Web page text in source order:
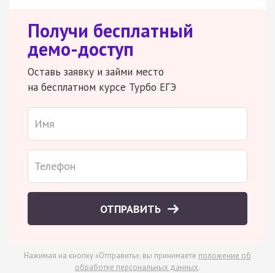
Получи бесплатный
демо-доступ
Оставь заявку и займи место
на бесплатном курсе Турбо ЕГЭ
ОТПРАВИТЬ
Нажимая на кнопку «Отправить», вы принимаете положение об
обработке персональных данных.